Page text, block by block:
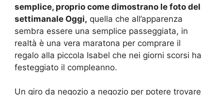
semplice, proprio come dimostrano le foto del
settimanale Oggi, quella che all’apparenza
sembra essere una semplice passeggiata, in
realtà è una vera maratona per comprare il
regalo alla piccola Isabel che nei giorni scorsi ha
festeggiato il compleanno.
Un giro da negozio a negozio per potere trovare